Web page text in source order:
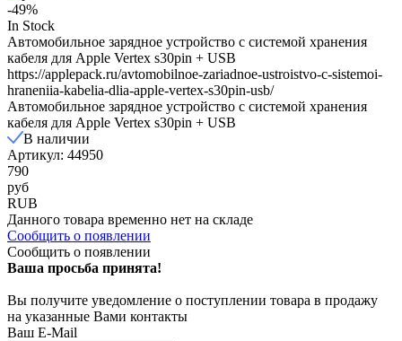
-49%
In Stock
Автомобильное зарядное устройство c системой хранения
кабеля для Apple Vertex s30pin + USB
https://applepack.ru/avtomobilnoe-zariadnoe-ustroistvo-c-sistemoi-
hraneniia-kabelia-dlia-apple-vertex-s30pin-usb/
Автомобильное зарядное устройство c системой хранения
кабеля для Apple Vertex s30pin + USB
В наличии
Артикул: 44950
790
руб
RUB
Данного товара временно нет на складе
Сообщить о появлении
Сообщить о появлении
Ваша просьба принята!
Вы получите уведомление о поступлении товара в продажу
на указанные Вами контакты
Ваш E-Mail